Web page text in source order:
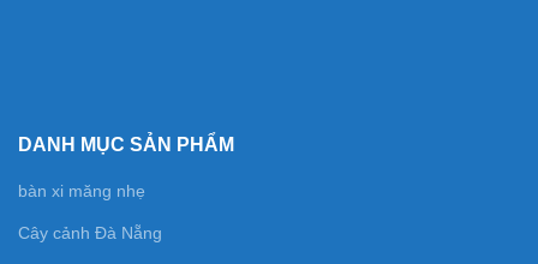
DANH MỤC SẢN PHẨM
bàn xi măng nhẹ
Cây cảnh Đà Nẵng